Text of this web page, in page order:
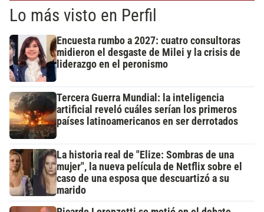
Lo más visto en Perfil
Encuesta rumbo a 2027: cuatro consultoras
midieron el desgaste de Milei y la crisis de
liderazgo en el peronismo
Tercera Guerra Mundial: la inteligencia
artificial reveló cuáles serían los primeros
países latinoamericanos en ser derrotados
La historia real de "Elize: Sombras de una
mujer", la nueva película de Netflix sobre el
caso de una esposa que descuartizó a su
marido